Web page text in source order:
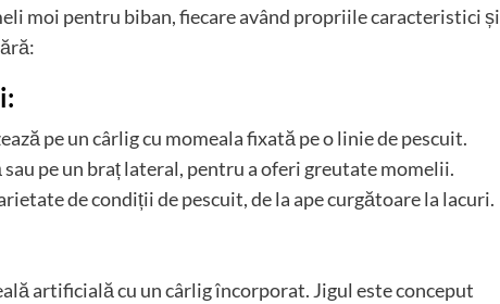
moi pentru biban, fiecare având propriile caracteristici și
pe un cârlig cu momeala fixată pe o linie de pescuit.
pe un braț lateral, pentru a oferi greutate momelii.
de condiții de pescuit, de la ape curgătoare la lacuri.
artificială cu un cârlig încorporat. Jigul este conceput